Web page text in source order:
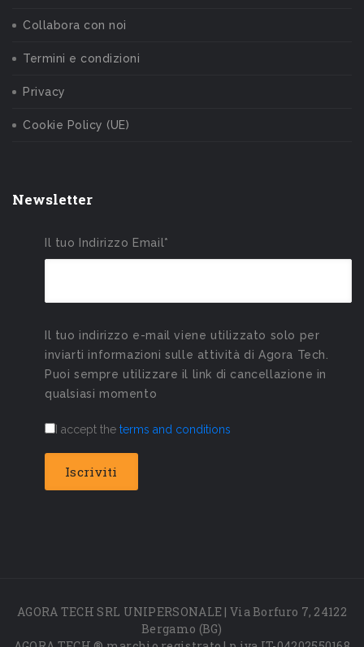
Collabora con noi
Termini e condizioni
Privacy
Cookie Policy (UE)
Newsletter
Il tuo Indirizzo Email*
Il tuo indirizzo e-mail viene utilizzato solo per
inviarti informazioni sulle attività di Agora Tech.
Puoi sempre utilizzare il link di cancellazione in
qualsiasi momento
I accept the terms and conditions
AGORA TECH SRL UNIPERSONALE | Via Borfuro 7, 24122
Bergamo (BG)